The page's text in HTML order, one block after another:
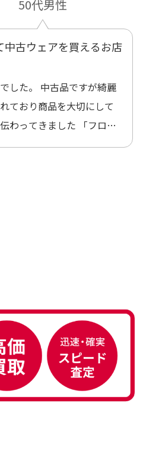
50代男性
中古ウェアを買えるお店
した。 中古品ですが綺麗
ており商品を大切にして
わってきました 「フロン
れあり」と記載ありまし